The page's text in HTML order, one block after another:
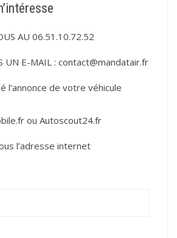
AU 06.51.10.72.52
UN E-MAIL : contact@mandatair.fr
l’annonce de votre véhicule
ou Autoscout24.fr
l’adresse internet